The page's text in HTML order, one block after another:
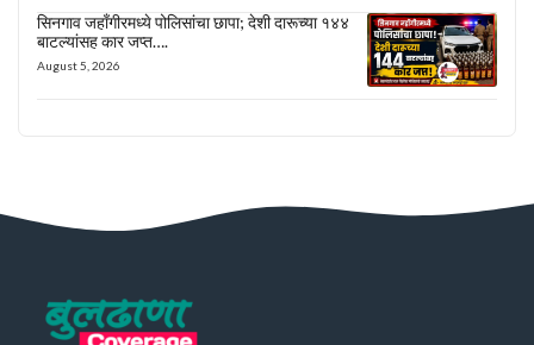
सिनगाव जहाँगीरमध्ये पोलिसांचा छापा; देशी दारूच्या १४४
बाटल्यांसह कार जप्त….
August 5, 2026